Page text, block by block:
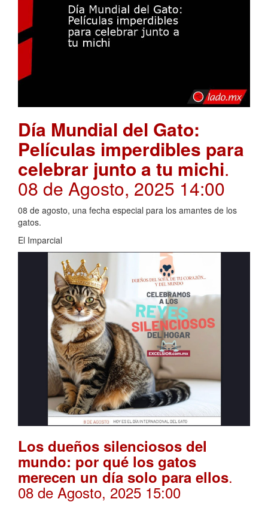
Día Mundial del Gato:
Películas imperdibles para
celebrar junto a tu michi.
08 de Agosto, 2025 14:00
08 de agosto, una fecha especial para los amantes de los
gatos.
El Imparcial
Los dueños silenciosos del
mundo: por qué los gatos
merecen un día solo para ellos.
08 de Agosto, 2025 15:00